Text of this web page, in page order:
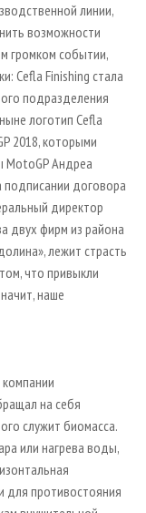
линии,
возможности
громком событии,
Cefla Finishing стала
подразделения
логотип Cefla
2018, которыми
MotoGP Андреа
подписании договора
директор
двух фирм из района
лежит страсть
что привыкли
наше
на себя
служит биомасса.
или нагрева воды,
для противостояния